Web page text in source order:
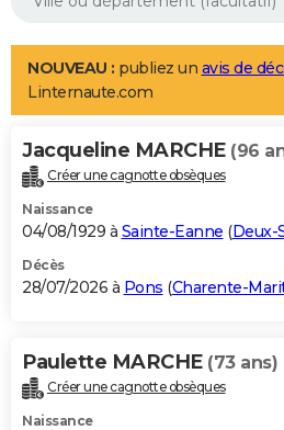
Aménagement intérieur
LIFESTYLE
Art de vivre
Bien-être
Loisirs
Mode
Modes de vie
Alimentation
Guide de la santé
Maladies
Médicaments
Sommeil
VOYAGE
Destinations
City break
Voyage nature
Voyage de noces
Forum
Climat
+PHOTO
GUIDES D'ACHAT
BONS PLANS
Carte de Noël
Carte Bonne année
Carte Saint-Valentin
Carte Pâques
Carte d'anniversaire
DICTIONNAIRE
Dictionnaire
Biographies
Citations
Expressions
Proverbes
PROGRAMME TV
NOUVEAU : publiez un avis de
Linternaute.com
Jacqueline MARCHE (96
Créer une cagnotte obsèques
Naissance
04/08/1929 à Sainte-Eanne (Deux-
Décès
28/07/2026 à Pons (Charente-
Paulette MARCHE (73 ans)
Créer une cagnotte obsèques
Naissance